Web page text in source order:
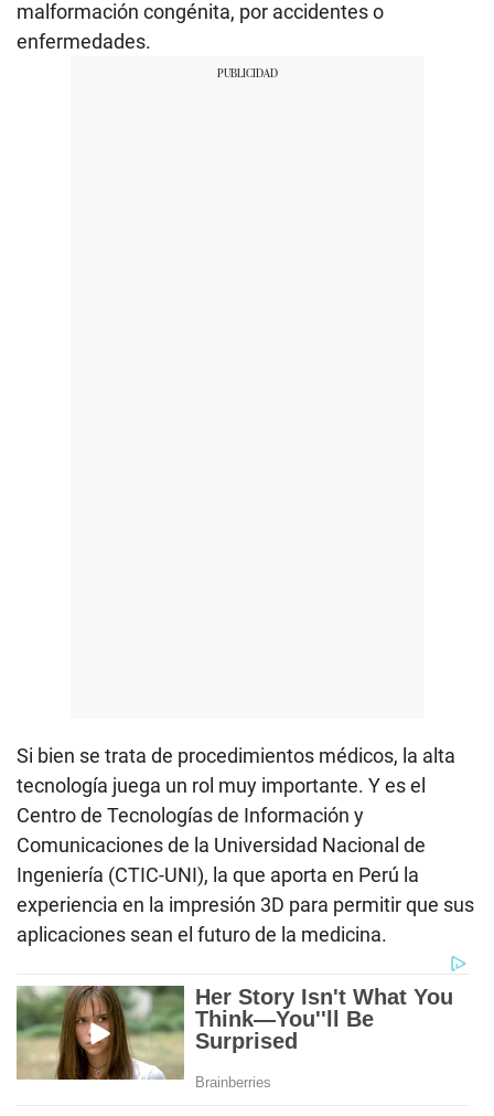
malformación congénita, por accidentes o
enfermedades.
Si bien se trata de procedimientos médicos, la alta
tecnología juega un rol muy importante. Y es el
Centro de Tecnologías de Información y
Comunicaciones de la Universidad Nacional de
Ingeniería (CTIC-UNI), la que aporta en Perú la
experiencia en la impresión 3D para permitir que sus
aplicaciones sean el futuro de la medicina.